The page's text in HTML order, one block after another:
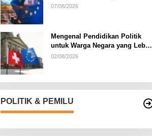
Muda
07/08/2026
Mengenal Pendidikan Politik
untuk Warga Negara yang Lebih
Kritis
02/08/2026
POLITIK & PEMILU